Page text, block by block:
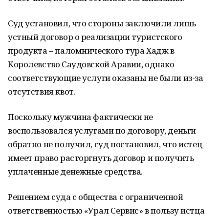
Суд установил, что стороны заключили лишь
устный договор о реализации туристского
продукта – паломнического тура Хадж в
Королевство Саудовской Аравии, однако
соответствующие услуги оказаны не были из-за
отсутствия квот.
Поскольку мужчина фактически не
воспользовался услугами по договору, деньги
обратно не получил, суд постановил, что истец
имеет право расторгнуть договор и получить
уплаченные денежные средства.
Решением суда с общества с ограниченной
ответственностью «Урал Сервис» в пользу истца